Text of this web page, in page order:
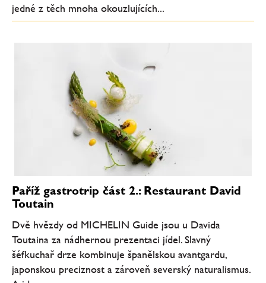
jedné z těch mnoha okouzlujících...
Paříž gastrotrip část 2.: Restaurant David
Toutain
Dvě hvězdy od MICHELIN Guide jsou u Davida
Toutaina za nádhernou prezentaci jídel. Slavný
šéfkuchař drze kombinuje španělskou avantgardu,
japonskou preciznost a zároveň severský naturalismus.